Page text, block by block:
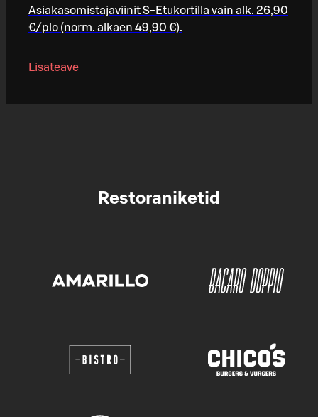
Asiakasomistajaviinit S-Etukortilla vain alk. 26,90
€/plo (norm. alkaen 49,90 €).
Lisateave
Restoraniketid